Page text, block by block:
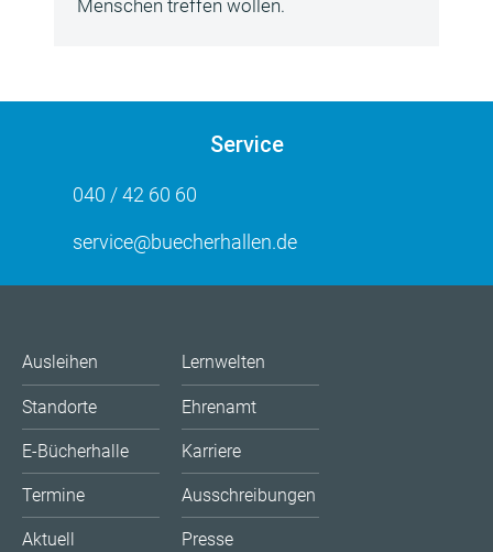
Menschen treffen wollen.
Service
040 / 42 60 60
service@buecherhallen.de
Ausleihen
Standorte
E-Bücherhalle
Termine
Aktuell
Lernwelten
Ehrenamt
Karriere
Ausschreibungen
Presse